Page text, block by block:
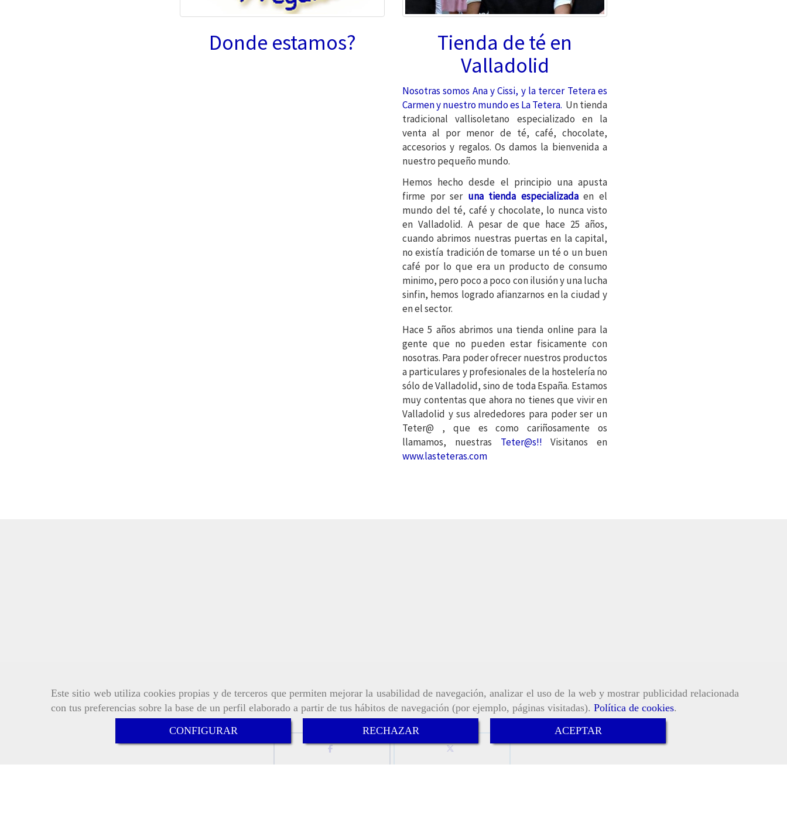
Este sitio web utiliza cookies propias y de terceros que permiten mejorar la usabilidad de navegación, analizar el uso de la web y mostrar publicidad relacionada
con tus preferencias sobre la base de un perfil elaborado a partir de tus hábitos de navegación (por ejemplo, páginas visitadas). Política de cookies.
CONFIGURAR
RECHAZAR ACEPTAR
Donde estamos?
Tienda de té en
Valladolid
Nosotras somos Ana y Cissi, y la tercer Tetera es
Carmen y nuestro mundo es La Tetera. Un tienda
tradicional vallisoletano especializado en la
venta al por menor de té, café, chocolate,
accesorios y regalos. Os damos la bienvenida a
nuestro pequeño mundo.
Hemos hecho desde el principio una apusta
firme por ser una tienda especializadaen el
mundo del té, café y chocolate, lo nunca visto
en Valladolid. A pesar de que hace 25 años,
cuando abrimos nuestras puertas en la capital,
no existía tradición de tomarse un té o un buen
café por lo que era un producto de consumo
minimo, pero poco a poco con ilusión y una lucha
sinfin, hemos logrado afianzarnos en la ciudad y
en el sector.
Hace 5 años abrimos una tienda online para la
gente que no pueden estar fisicamente con
nosotras. Para poder ofrecer nuestros productos
a particulares y profesionales de la hostelería no
sólo de Valladolid, sino de toda España. Estamos
muy contentas que ahora no tienes que vivir en
Valladolid y sus alrededores para poder ser un
Teter@ , que es como cariñosamente os
llamamos, nuestras Teter@s!! Visitanos en
www.lasteteras.com